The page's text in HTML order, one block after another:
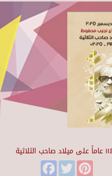
FacebookTwitter